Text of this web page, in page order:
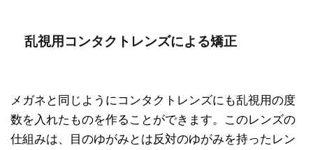
乱視用コンタクトレンズによる矯正
メガネと同じようにコンタクトレンズにも乱視用の度
数を入れたものを作ることができます。このレンズの
仕組みは、目のゆがみとは反対のゆがみを持ったレン